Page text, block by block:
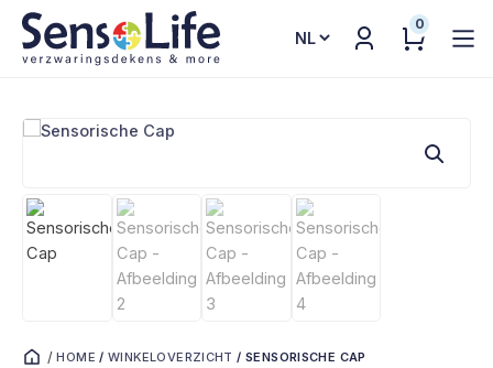
Kies
0
/ HOME /WINKELOVERZICHT /SENSORISCHE CAP